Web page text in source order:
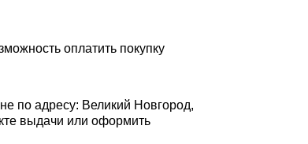
оплатить покупку
по адресу: Великий Новгород,
выдачи или оформить